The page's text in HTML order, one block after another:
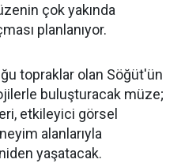
çok yakında
planlanıyor.
topraklar olan Söğüt'ün
buluşturacak müze;
etkileyici görsel
alanlarıyla
yaşatacak.